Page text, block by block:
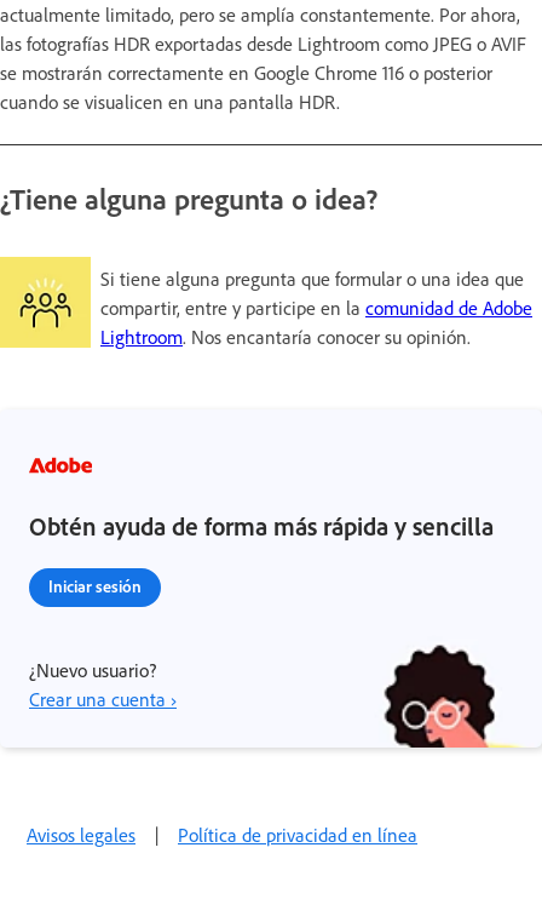
actualmente limitado, pero se amplía constantemente. Por ahora,
las fotografías HDR exportadas desde Lightroom como JPEG o AVIF
se mostrarán correctamente en Google Chrome 116 o posterior
cuando se visualicen en una pantalla HDR.
¿Tiene alguna pregunta o idea?
Si tiene alguna pregunta que formular o una idea que
compartir, entre y participe en la comunidad de Adobe
Lightroom. Nos encantaría conocer su opinión.
Obtén ayuda de forma más rápida y sencilla
Iniciar sesión
¿Nuevo usuario?
Crear una cuenta ›
Avisos legales | Política de privacidad en línea